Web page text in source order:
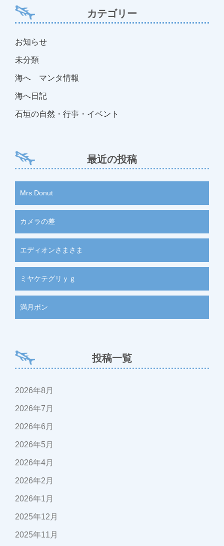
カテゴリー
お知らせ
未分類
海へ マンタ情報
海へ日記
石垣の自然・行事・イベント
最近の投稿
Mrs.Donut
カメラの差
エディオンさまさま
ミヤケテグリｙｇ
満月ポン
投稿一覧
2026年8月
2026年7月
2026年6月
2026年5月
2026年4月
2026年2月
2026年1月
2025年12月
2025年11月